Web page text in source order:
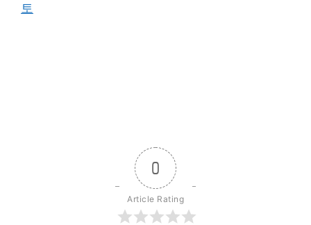
토
0
Article Rating